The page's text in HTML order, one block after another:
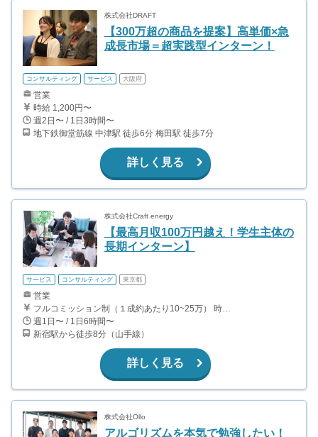
株式会社DRAFT
【300万超の商品を提案】高単価×急
成長市場＝超実践型インターン！
コンサルティング サービス 大阪府
営業
時給 1,200円〜
週2日〜 / 1日3時間〜
地下鉄御堂筋線 中津駅 徒歩6分 梅田駅 徒歩7分
詳しく見る
株式会社Craft energy
【最高月収100万円越え！学生主体の
長期インターン】
サービス コンサルティング 東京都
営業
フルコミッション制（１成約あたり10~25万） 時給換算で（2000円〜2500円）程度が目安となります。 月100万を稼ぐ学生多数在籍しています。 ■収入例 〇入社1か月目（早稲田大学2年生） 役職：アポインター 月間1契約×10万円＝10万円 ＋交通費 〇入社3か月目（明治大学2年生） 役職：アポインター 月間2契約×13万円＝26万円 ＋交通費 〇入社6か月目（慶應義塾大学3年生） 役職：アポインター 月間5契約×15万円＝75万円 ＋交通費 〇入社15か月目（東京大学3年生） 役職：クローザー 月間3契約×25万=75万円 ＋交通費 交通費支給あり
週1日〜 / 1日6時間〜
新宿駅から徒歩8分（山手線）
詳しく見る
株式会社Ollo
アルゴリズムを本気で勉強したい！